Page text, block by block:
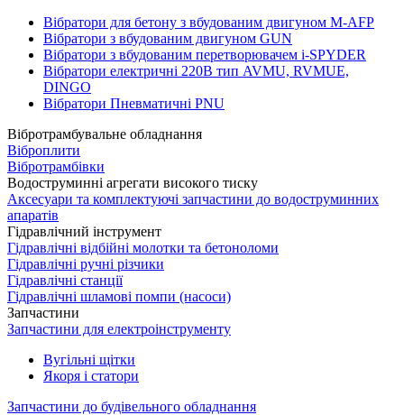
Вібратори для бетону з вбудованим двигуном M-AFP
Вібратори з вбудованим двигуном GUN
Вібратори з вбудованим перетворювачем i-SPYDER
Вібратори електричні 220B тип AVMU, RVMUE,
DINGO
Вібратори Пневматичні PNU
Вібротрамбувальне обладнання
Віброплити
Вібротрамбівки
Водоструминні агрегати високого тиску
Аксесуари та комплектуючі запчастини до водоструминних
апаратів
Гідравлічний інструмент
Гідравлічні відбійні молотки та бетоноломи
Гідравлічні ручні різчики
Гідравлічні станції
Гідравлічні шламові помпи (насоси)
Запчастини
Запчастини для електроінструменту
Вугільні щітки
Якоря і статори
Запчастини до будівельного обладнання